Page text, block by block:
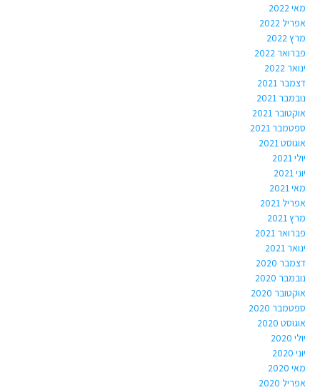
מאי 2022
אפריל 2022
מרץ 2022
פברואר 2022
ינואר 2022
דצמבר 2021
נובמבר 2021
אוקטובר 2021
ספטמבר 2021
אוגוסט 2021
יולי 2021
יוני 2021
מאי 2021
אפריל 2021
מרץ 2021
פברואר 2021
ינואר 2021
דצמבר 2020
נובמבר 2020
אוקטובר 2020
ספטמבר 2020
אוגוסט 2020
יולי 2020
יוני 2020
מאי 2020
אפריל 2020